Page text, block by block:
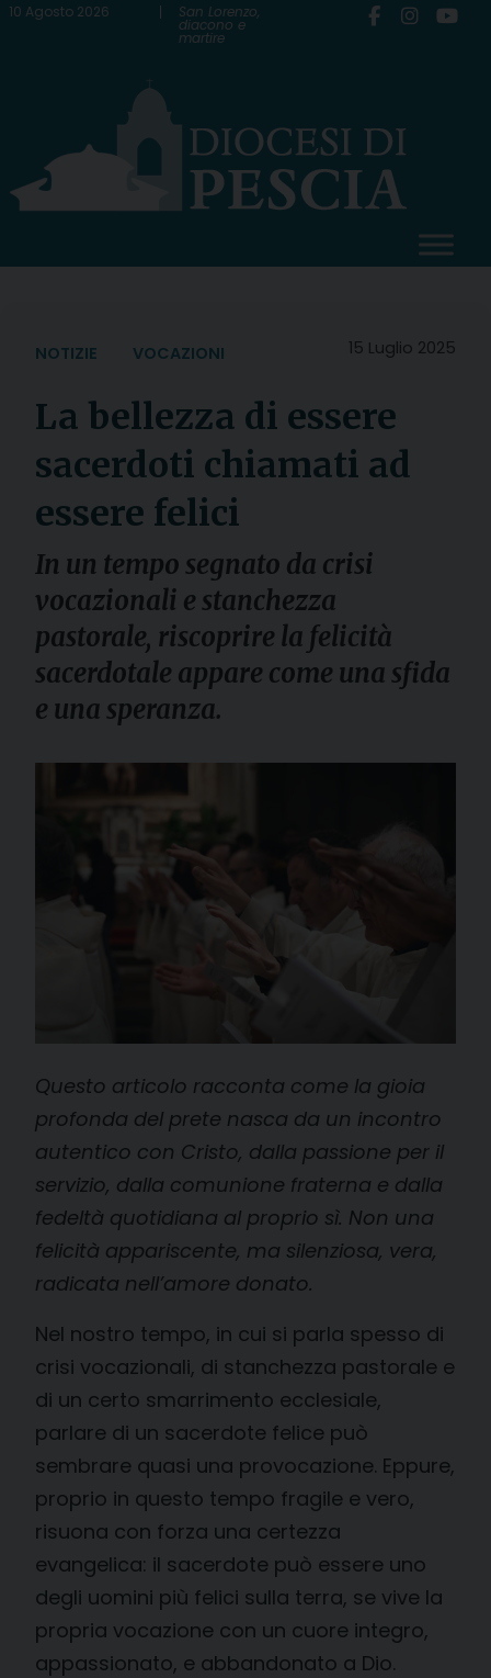
Skip
10 Agosto 2026 San Lorenzo,
diacono e
martire
15 Luglio 2025
NOTIZIE VOCAZIONI
La bellezza di essere
sacerdoti chiamati ad
essere felici
In un tempo segnato da crisi
vocazionali e stanchezza
pastorale, riscoprire la felicità
sacerdotale appare come una sfida
e una speranza.
Questo articolo racconta come la gioia
profonda del prete nasca da un incontro
autentico con Cristo, dalla passione per il
servizio, dalla comunione fraterna e dalla
fedeltà quotidiana al proprio sì. Non una
felicità appariscente, ma silenziosa, vera,
radicata nell’amore donato.
Nel nostro tempo, in cui si parla spesso di
crisi vocazionali, di stanchezza pastorale e
di un certo smarrimento ecclesiale,
parlare di un sacerdote felice può
sembrare quasi una provocazione. Eppure,
proprio in questo tempo fragile e vero,
risuona con forza una certezza
evangelica: il sacerdote può essere uno
degli uomini più felici sulla terra, se vive la
propria vocazione con un cuore integro,
appassionato, e abbandonato a Dio.